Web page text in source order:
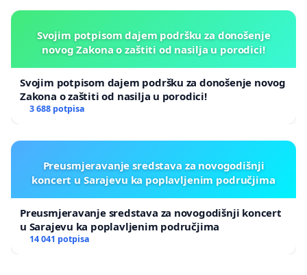
Svojim potpisom dajem podršku za donošenje
novog Zakona o zaštiti od nasilja u porodici!
Svojim potpisom dajem podršku za donošenje novog
Zakona o zaštiti od nasilja u porodici!
3 688 potpisa
Preusmjeravanje sredstava za novogodišnji
koncert u Sarajevu ka poplavljenim područjima
Preusmjeravanje sredstava za novogodišnji koncert
u Sarajevu ka poplavljenim područjima
14 041 potpisa